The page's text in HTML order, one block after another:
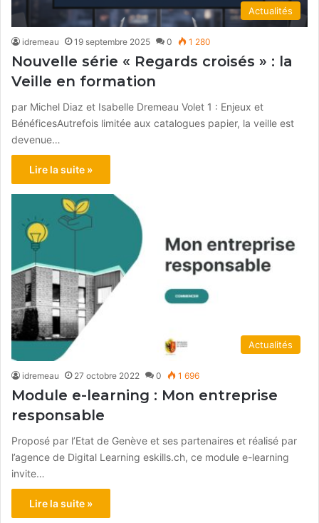
Actualités
idremeau 19 septembre 2025 0 1 280
Nouvelle série « Regards croisés » : la
Veille en formation
par Michel Diaz et Isabelle Dremeau Volet 1 : Enjeux et
BénéficesAutrefois limitée aux catalogues papier, la veille est
devenue…
Lire la suite »
Actualités
idremeau 27 octobre 2022 0 1 696
Module e-learning : Mon entreprise
responsable
Proposé par l’Etat de Genève et ses partenaires et réalisé par
l’agence de Digital Learning eskills.ch, ce module e-learning
invite…
Lire la suite »